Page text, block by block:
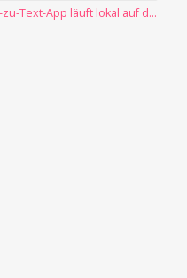
→ Ratschn: Sprache-zu-Text-App läuft lokal auf dem Mac